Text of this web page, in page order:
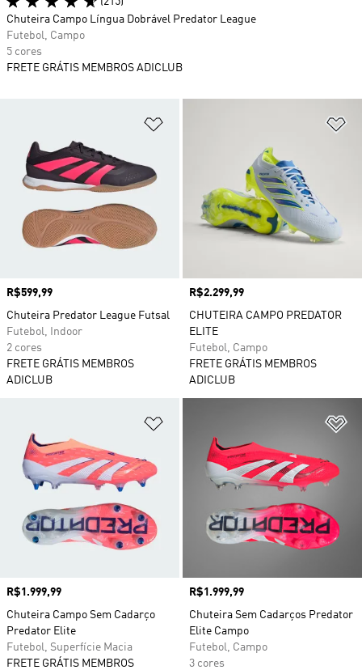
Adicionar à Lista de Desejos
Preço
R$599,99
Chuteira Predator League Futsal
Futebol, Indoor
2 cores
FRETE GRÁTIS MEMBROS
ADICLUB
Preço
R$2.299,99
CHUTEIRA CAMPO PREDATOR
ELITE
Futebol, Campo
FRETE GRÁTIS MEMBROS
ADICLUB
Adicionar à Lista de Desejos
Preço
R$1.999,99
Chuteira Campo Sem Cadarço
Predator Elite
Futebol, Superfície Macia
FRETE GRÁTIS MEMBROS
Preço
R$1.999,99
Chuteira Sem Cadarços Predator
Elite Campo
Futebol, Campo
3 cores
Chuteira Campo Língua Dobrável Predator League
Futebol, Campo
5 cores
FRETE GRÁTIS MEMBROS ADICLUB